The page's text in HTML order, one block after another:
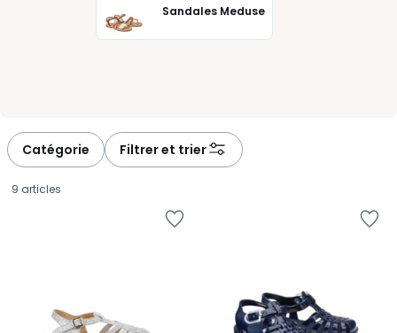
Sandales Meduse
Catégorie Filtrer et trier
9 articles